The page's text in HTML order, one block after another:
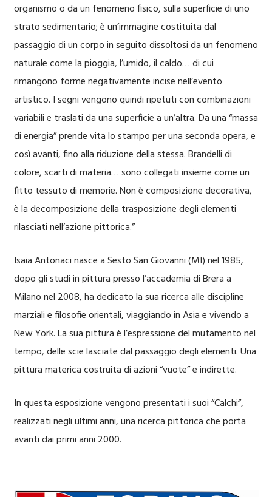
organismo o da un fenomeno fisico, sulla superficie di uno
strato sedimentario; è un’immagine costituita dal
passaggio di un corpo in seguito dissoltosi da un fenomeno
naturale come la pioggia, l’umido, il caldo… di cui
rimangono forme negativamente incise nell’evento
artistico. I segni vengono quindi ripetuti con combinazioni
variabili e traslati da una superficie a un’altra. Da una “massa
di energia” prende vita lo stampo per una seconda opera, e
così avanti, fino alla riduzione della stessa. Brandelli di
colore, scarti di materia… sono collegati insieme come un
fitto tessuto di memorie. Non è composizione decorativa,
è la decomposizione della trasposizione degli elementi
rilasciati nell’azione pittorica.”
Isaia Antonaci nasce a Sesto San Giovanni (MI) nel 1985,
dopo gli studi in pittura presso l’accademia di Brera a
Milano nel 2008, ha dedicato la sua ricerca alle discipline
marziali e filosofie orientali, viaggiando in Asia e vivendo a
New York. La sua pittura è l’espressione del mutamento nel
tempo, delle scie lasciate dal passaggio degli elementi. Una
pittura materica costruita di azioni “vuote” e indirette.
In questa esposizione vengono presentati i suoi “Calchi”,
realizzati negli ultimi anni, una ricerca pittorica che porta
avanti dai primi anni 2000.